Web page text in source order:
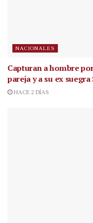
NACIONALES
Capturan a hombre
pareja y a su ex
HACE 2 DÍAS